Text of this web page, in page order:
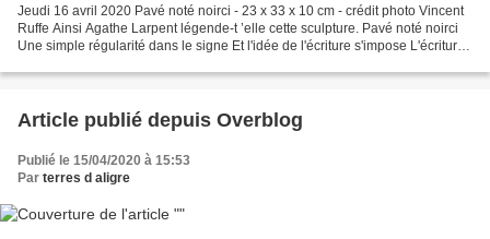
Jeudi 16 avril 2020 Pavé noté noirci - 23 x 33 x 10 cm - crédit photo Vincent
Ruffe Ainsi Agathe Larpent légende-t ’elle cette sculpture. Pavé noté noirci
Une simple régularité dans le signe Et l'idée de l'écriture s'impose L'écriture
Article publié depuis Overblog
Publié le 15/04/2020 à 15:53
Par terres d aligre